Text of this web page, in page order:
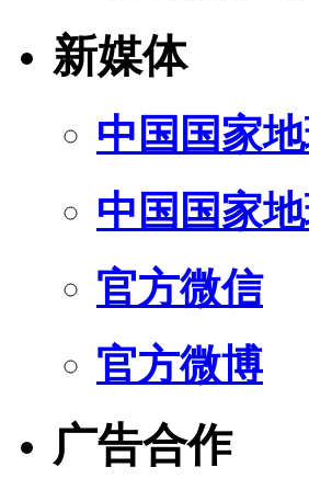
新媒体
中国国家
中国国家
官方微信
官方微博
广告合作